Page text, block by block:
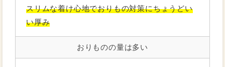
スリムな着け心地でおりもの対策にちょうどい
い厚み
おりものの量は多い